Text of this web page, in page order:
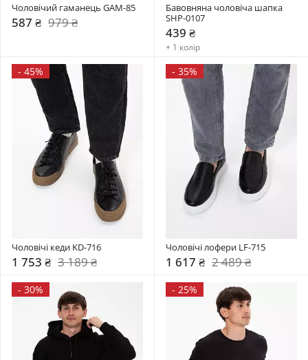
Чоловічий гаманець GAM-85
587 ₴ 979 ₴
Бавовняна чоловіча шапка
SHP-0107
439 ₴
+ 1 колір
- 45%
Чоловічі кеди KD-716
1 753 ₴ 3 189 ₴
- 35%
Чоловічі лофери LF-715
1 617 ₴ 2 489 ₴
- 30% - 25%